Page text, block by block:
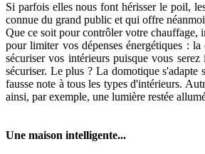
Si parfois elles nous font hérisser le poil,
connue du grand public et qui offre
Que ce soit pour contrôler votre chauffage,
pour limiter vos dépenses énergétiques :
sécuriser vos intérieurs puisque vous
sécuriser. Le plus ? La domotique s'adapte
fausse note à tous les types d'intérieurs.
ainsi, par exemple, une lumière restée
Une maison intelligente...